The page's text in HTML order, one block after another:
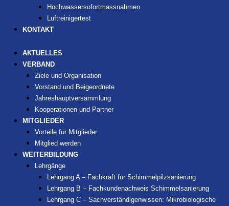
Hochwassersofortmassnahmen
Luftreinigertest
KONTAKT
AKTUELLES
VERBAND
Ziele und Organisation
Vorstand und Beigeordnete
Jahreshauptversammlung
Kooperationen und Partner
MITGLIEDER
Vorteile für Mitglieder
Mitglied werden
WEITERBILDUNG
Lehrgänge
Lehrgang A – Fachkraft für Schimmelpilzsanierung
Lehrgang B – Fachkundenachweis Schimmelsanierung
Lehrgang C – Sachverständigenwissen: Mikrobiologische